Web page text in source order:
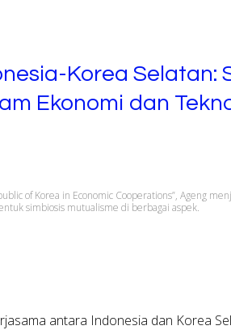
Korea Selatan:
Ekonomi dan
of Korea in Economic Cooperations”, Ageng
simbiosis mutualisme di berbagai aspek.
antara Indonesia dan Korea